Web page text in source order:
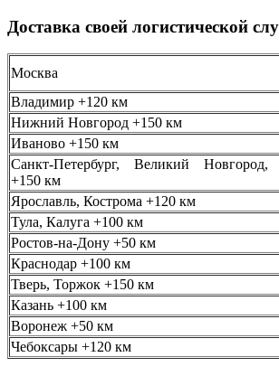
Доставка своей логистической
Москва
Владимир +120 км
Нижний Новгород +150 км
Иваново +150 км
Санкт-Петербург, Великий Новгород,
+150 км
Ярославль, Кострома +120 км
Тула, Калуга +100 км
Ростов-на-Дону +50 км
Краснодар +100 км
Тверь, Торжок +150 км
Казань +100 км
Воронеж +50 км
Чебоксары +120 км